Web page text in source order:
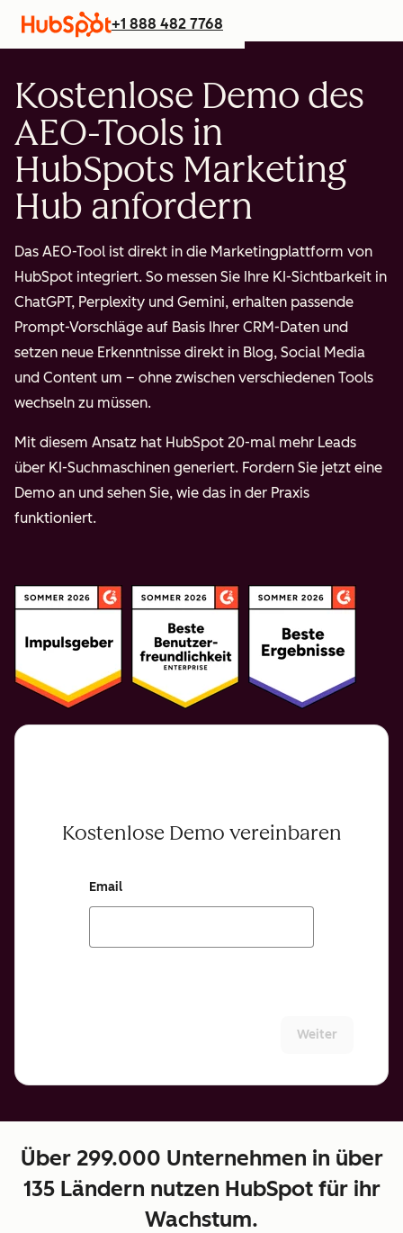
+1 888 482 7768
Kostenlose Demo des
AEO-Tools in
HubSpots Marketing
Hub anfordern
Das AEO-Tool ist direkt in die Marketingplattform von
HubSpot integriert. So messen Sie Ihre KI-Sichtbarkeit in
ChatGPT, Perplexity und Gemini, erhalten passende
Prompt-Vorschläge auf Basis Ihrer CRM-Daten und
setzen neue Erkenntnisse direkt in Blog, Social Media
und Content um – ohne zwischen verschiedenen Tools
wechseln zu müssen.
Mit diesem Ansatz hat HubSpot 20-mal mehr Leads
über KI-Suchmaschinen generiert. Fordern Sie jetzt eine
Demo an und sehen Sie, wie das in der Praxis
funktioniert.
Kostenlose Demo vereinbaren
Email
Weiter
Über 299.000 Unternehmen in über
135 Ländern nutzen HubSpot für ihr
Wachstum.